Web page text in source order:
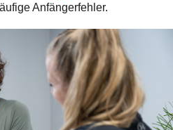
Anfängerfehler.